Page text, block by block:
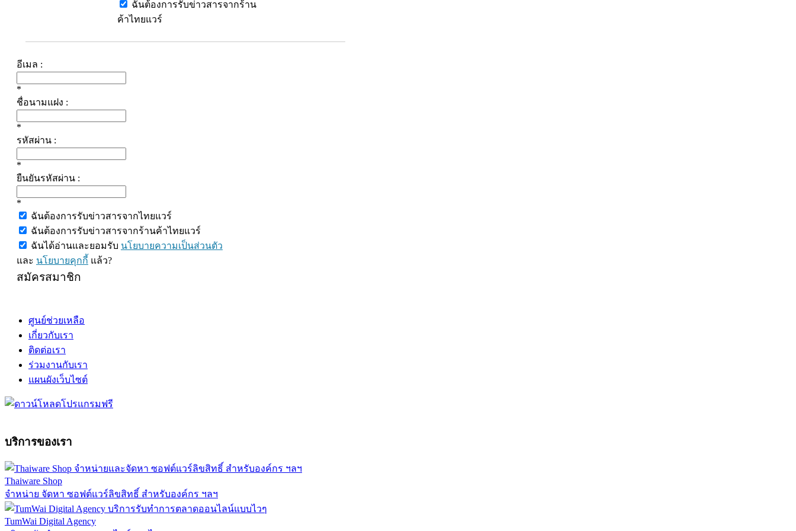
ฉันต้องการรับข่าวสารจากร้าน
ค้าไทยแวร์
อีเมล :
*
ชื่อนามแฝง :
*
รหัสผ่าน :
*
ยืนยันรหัสผ่าน :
*
ฉันต้องการรับข่าวสารจากไทยแวร์
ฉันต้องการรับข่าวสารจากร้านค้าไทยแวร์
ฉันได้อ่านและยอมรับ นโยบายความเป็นส่วนตัว
และ นโยบายคุกกี้ แล้ว?
สมัครสมาชิก
ศูนย์ช่วยเหลือ
เกี่ยวกับเรา
ติดต่อเรา
ร่วมงานกับเรา
แผนผังเว็บไซต์
บริการของเรา
Thaiware Shop
จำหน่าย จัดหา ซอฟต์แวร์ลิขสิทธิ์ สำหรับองค์กร ฯลฯ
TumWai Digital Agency